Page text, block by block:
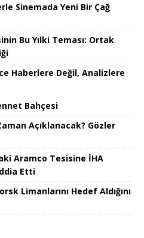
Sinemada Yeni Bir Çağ
Bu Yılki Teması: Ortak
Haberlere Değil, Analizlere
Bahçesi
Açıklanacak? Gözler
Aramco Tesisine İHA
Etti
Limanlarını Hedef Aldığını